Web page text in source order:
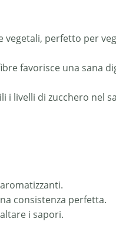
vegetali, perfetto per
favorisce una sana
i livelli di zucchero nel
consistenza perfetta.
i sapori.